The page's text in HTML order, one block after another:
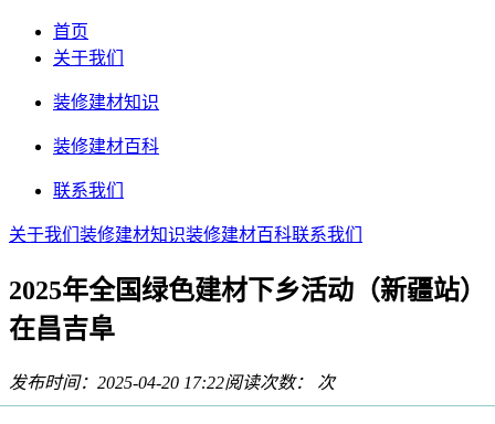
首页
关于我们
装修建材知识
装修建材百科
联系我们
关于我们 装修建材知识装修建材百科联系我们
2025年全国绿色建材下乡活动（新疆站）
在昌吉阜
发布时间：2025-04-20 17:22阅读次数： 次